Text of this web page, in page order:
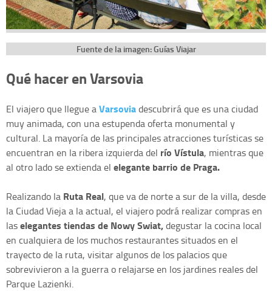
Fuente de la imagen: Guías Viajar
Qué hacer en Varsovia
El viajero que llegue aVarsoviadescubrirá que es una ciudad
muy animada, con una estupenda oferta monumental y
cultural. La mayoría de las principales atracciones turísticas se
encuentran en la ribera izquierda del río Vístula, mientras que
al otro lado se extienda el elegante barrio de Praga.
Realizando la Ruta Real, que va de norte a sur de la villa, desde
la Ciudad Vieja a la actual, el viajero podrá realizar compras en
laselegantes tiendas de Nowy Swiat,degustar la cocina local
en cualquiera de los muchos restaurantes situados en el
trayecto de la ruta, visitar algunos de los palacios que
sobrevivieron a la guerra o relajarse en los jardines reales del
Parque Lazienki.